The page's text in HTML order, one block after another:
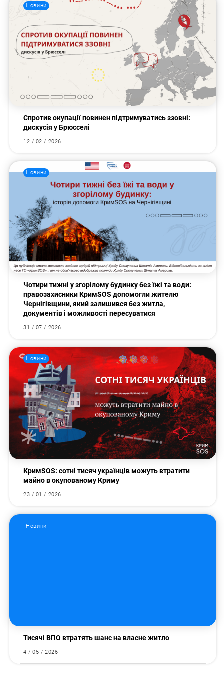
Новини
Спротив окупації повинен підтримуватись ззовні:
дискусія у Брюсселі
12 / 02 / 2026
Новини
Чотири тижні у згорілому будинку без їжі та води:
правозахисники КримSOS допомогли жителю
Чернігівщини, який залишився без житла,
документів і можливості пересуватися
31 / 07 / 2026
Новини
КримSOS: сотні тисяч українців можуть втратити
майно в окупованому Криму
23 / 01 / 2026
Новини
Тисячі ВПО втратять шанс на власне житло
4 / 05 / 2026